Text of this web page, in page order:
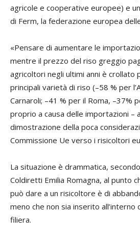
agricole e cooperative europee) e
di Ferm, la federazione europea
«Pensare di aumentare le
mentre il prezzo del riso greggio
agricoltori negli ultimi anni è
principali varietà di riso (–58 % per
Carnaroli; –41 % per il Roma, –37%
proprio a causa delle importazioni –
dimostrazione della poca
Commissione Ue verso i risicoltori
La situazione è drammatica,
Coldiretti Emilia Romagna, al punto
può dare a un risicoltore è di
meno che non sia inserito
filiera.